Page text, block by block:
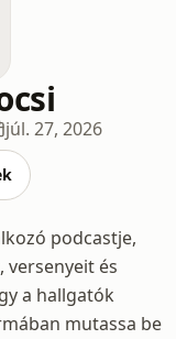
júl. 27, 2026
podcastje,
versenyeit és
a hallgatók
mutassa be